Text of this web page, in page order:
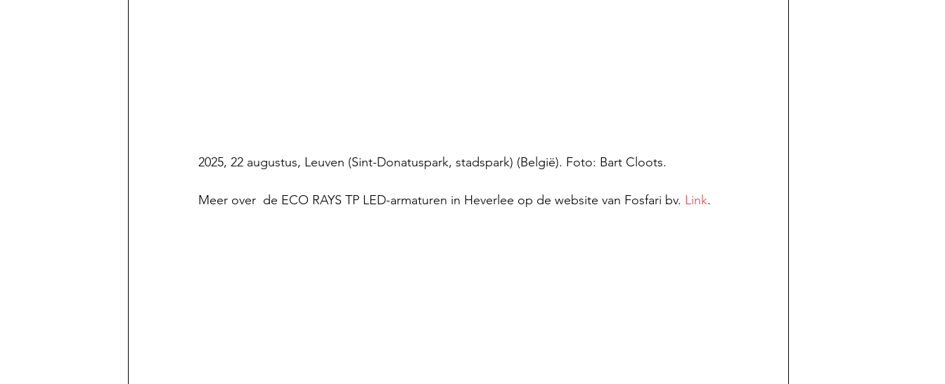
2025, 22 augustus, Leuven (Sint-Donatuspark, stadspark) (België). Foto: Bart Cloots.
Meer over  de ECO RAYS TP LED-armaturen in Heverlee op de website van Fosfari bv. Link.